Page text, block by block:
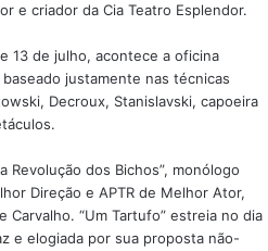
e criador da Cia Teatro Esplendor.
13 de julho, acontece a oficina
justamente nas técnicas
Decroux, Stanislavski, capoeira
Revolução dos Bichos”, monólogo
Direção e APTR de Melhor Ator,
“Um Tartufo” estreia no dia
e elogiada por sua proposta não-